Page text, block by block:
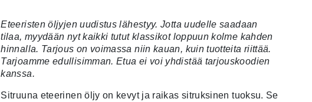
Eteeristen öljyjen uudistus lähestyy. Jotta uudelle saadaan
tilaa, myydään nyt kaikki tutut klassikot loppuun kolme kahden
hinnalla. Tarjous on voimassa niin kauan, kuin tuotteita riittää.
Tarjoamme edullisimman. Etua ei voi yhdistää tarjouskoodien
kanssa.
Sitruuna eteerinen öljy on kevyt ja raikas sitruksinen tuoksu. Se